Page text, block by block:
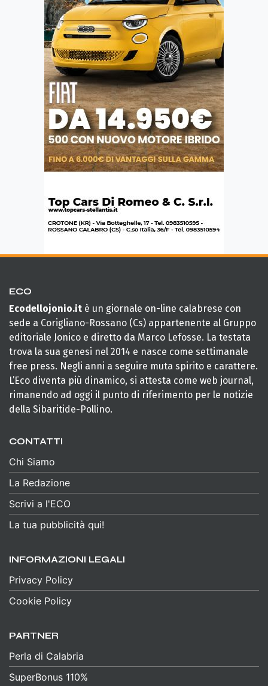
ECO
Ecodellojonio.it è un giornale on-line calabrese con
sede a Corigliano-Rossano (Cs) appartenente al Gruppo
editoriale Jonico e diretto da Marco Lefosse. La testata
trova la sua genesi nel 2014 e nasce come settimanale
free press. Negli anni a seguire muta spirito e carattere.
L’Eco diventa più dinamico, si attesta come web journal,
rimanendo ad oggi il punto di riferimento per le notizie
della Sibaritide-Pollino.
CONTATTI
Chi Siamo
La Redazione
Scrivi a l'ECO
La tua pubblicità qui!
INFORMAZIONI LEGALI
Privacy Policy
Cookie Policy
PARTNER
Perla di Calabria
SuperBonus 110%